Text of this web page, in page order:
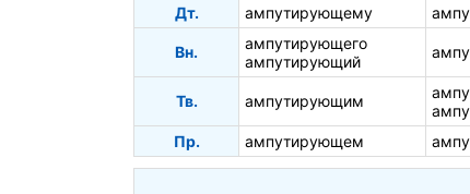
Дт.
ампутирующему
Вн.
ампутирующего
ампутирующий
Тв. ампутирующим
Пр. ампутирующем